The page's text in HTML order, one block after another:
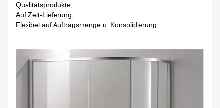
Qualitätsprodukte;
Auf Zeit-Lieferung;
Flexibel auf Auftragsmenge u. Konsolidierung